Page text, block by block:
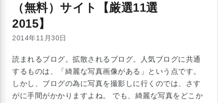
（無料）サイト【厳選11選
2015】
2014年11月30日
読まれるブログ。拡散されるブログ。人気ブログに共通
するものは、「綺麗な写真画像がある」という点です。
しかし、ブログの為に写真を撮影しに行くのでは、さす
がに手間がかかりますよね。 でも、綺麗な写真をどこか